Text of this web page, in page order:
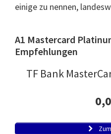
einige zu nennen,
A1 Mastercard
Empfehlungen
TF Bank